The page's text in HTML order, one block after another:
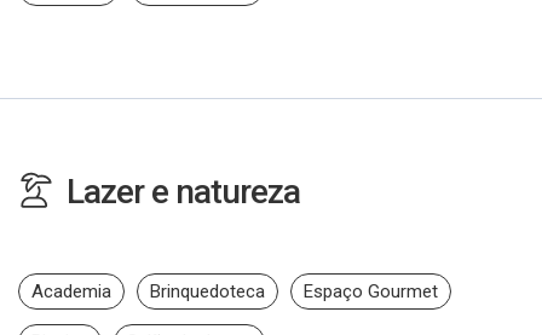
Lazer e natureza
Academia Brinquedoteca Espaço Gourmet